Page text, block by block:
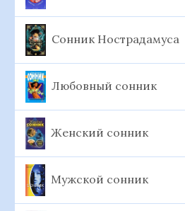
Сонник Нострадамуса
Любовный сонник
Женский сонник
Мужской сонник